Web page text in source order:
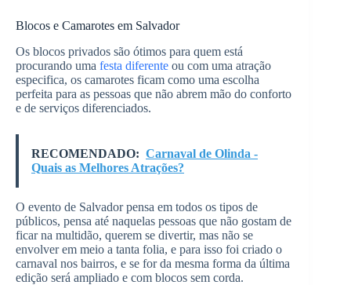
Blocos e Camarotes em Salvador
Os blocos privados são ótimos para quem está
procurando uma festa diferente ou com uma atração
especifica, os camarotes ficam como uma escolha
perfeita para as pessoas que não abrem mão do conforto
e de serviços diferenciados.
RECOMENDADO: Carnaval de Olinda -
Quais as Melhores Atrações?
O evento de Salvador pensa em todos os tipos de
públicos, pensa até naquelas pessoas que não gostam de
ficar na multidão, querem se divertir, mas não se
envolver em meio a tanta folia, e para isso foi criado o
carnaval nos bairros, e se for da mesma forma da última
edição será ampliado e com blocos sem corda.